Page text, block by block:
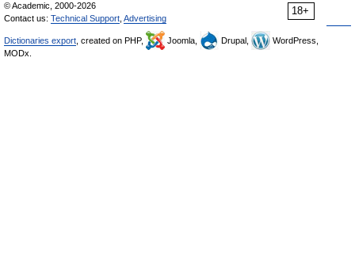
18+
© Academic, 2000-2026
Contact us: Technical Support Advertising
Dictionaries export , created on PHP, Joomla, Drupal,
WordPress,
MODx.